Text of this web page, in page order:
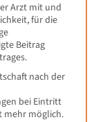
Arzt mit und
für die
Beitrag
nach der
bei Eintritt
mehr möglich.